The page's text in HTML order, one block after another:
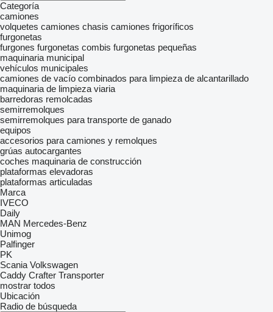
Categoría
camiones
volquetes camiones chasis camiones frigoríficos
furgonetas
furgones furgonetas combis furgonetas pequeñas
maquinaria municipal
vehículos municipales
camiones de vacío combinados para limpieza de alcantarillado
maquinaria de limpieza viaria
barredoras remolcadas
semirremolques
semirremolques para transporte de ganado
equipos
accesorios para camiones y remolques
grúas autocargantes
coches maquinaria de construcción
plataformas elevadoras
plataformas articuladas
Marca
IVECO
Daily
MAN Mercedes-Benz
Unimog
Palfinger
PK
Scania Volkswagen
Caddy Crafter Transporter
mostrar todos
Ubicación
Radio de búsqueda